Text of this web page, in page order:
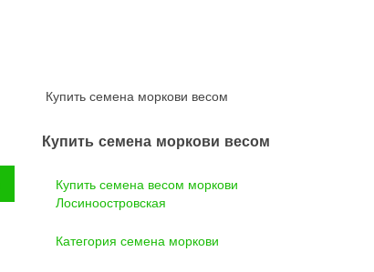
Купить семена моркови весом
Купить семена моркови весом
Купить семена весом моркови
Лосиноостровская
Категория семена моркови